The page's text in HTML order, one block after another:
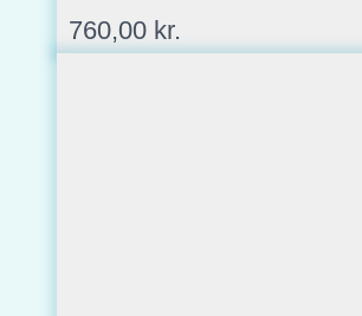
760,00 kr.